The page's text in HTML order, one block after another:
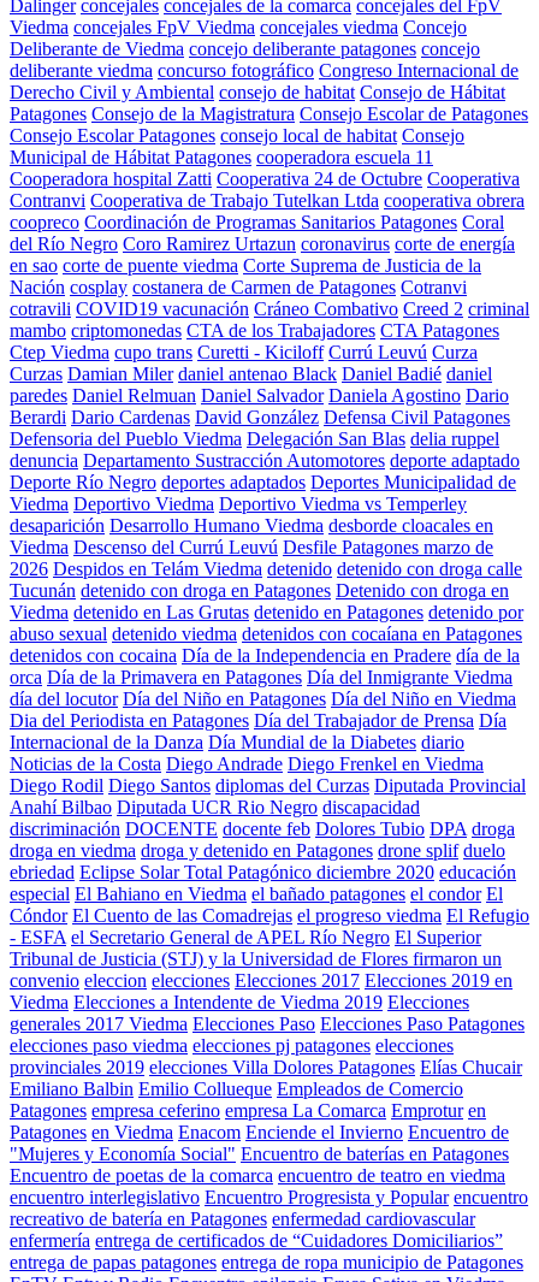
Dalinger concejales concejales de la comarca concejales del FpV
Viedma concejales FpV Viedma concejales viedma Concejo
Deliberante de Viedma concejo deliberante patagones concejo
deliberante viedma concurso fotográfico Congreso Internacional de
Derecho Civil y Ambiental consejo de habitat Consejo de Hábitat
Patagones Consejo de la Magistratura Consejo Escolar de Patagones
Consejo Escolar Patagones consejo local de habitat Consejo
Municipal de Hábitat Patagones cooperadora escuela 11
Cooperadora hospital Zatti Cooperativa 24 de Octubre Cooperativa
Contranvi Cooperativa de Trabajo Tutelkan Ltda cooperativa obrera
coopreco Coordinación de Programas Sanitarios Patagones Coral
del Río Negro Coro Ramirez Urtazun coronavirus corte de energía
en sao corte de puente viedma Corte Suprema de Justicia de la
Nación cosplay costanera de Carmen de Patagones Cotranvi
cotravili COVID19 vacunación Cráneo Combativo Creed 2 criminal
mambo criptomonedas CTA de los Trabajadores CTA Patagones
Ctep Viedma cupo trans Curetti - Kiciloff Currú Leuvú Curza
Curzas Damian Miler daniel antenao Black Daniel Badié daniel
paredes Daniel Relmuan Daniel Salvador Daniela Agostino Dario
Berardi Dario Cardenas David González Defensa Civil Patagones
Defensoria del Pueblo Viedma Delegación San Blas delia ruppel
denuncia Departamento Sustracción Automotores deporte adaptado
Deporte Río Negro deportes adaptados Deportes Municipalidad de
Viedma Deportivo Viedma Deportivo Viedma vs Temperley
desaparición Desarrollo Humano Viedma desborde cloacales en
Viedma Descenso del Currú Leuvú Desfile Patagones marzo de
2026 Despidos en Telám Viedma detenido detenido con droga calle
Tucunán detenido con droga en Patagones Detenido con droga en
Viedma detenido en Las Grutas detenido en Patagones detenido por
abuso sexual detenido viedma detenidos con cocaíana en Patagones
detenidos con cocaina Día de la Independencia en Pradere día de la
orca Día de la Primavera en Patagones Día del Inmigrante Viedma
día del locutor Día del Niño en Patagones Día del Niño en Viedma
Dia del Periodista en Patagones Día del Trabajador de Prensa Día
Internacional de la Danza Día Mundial de la Diabetes diario
Noticias de la Costa Diego Andrade Diego Frenkel en Viedma
Diego Rodil Diego Santos diplomas del Curzas Diputada Provincial
Anahí Bilbao Diputada UCR Rio Negro discapacidad
discriminación DOCENTE docente feb Dolores Tubio DPA droga
droga en viedma droga y detenido en Patagones drone splif duelo
ebriedad Eclipse Solar Total Patagónico diciembre 2020 educación
especial El Bahiano en Viedma el bañado patagones el condor El
Cóndor El Cuento de las Comadrejas el progreso viedma El Refugio
- ESFA el Secretario General de APEL Río Negro El Superior
Tribunal de Justicia (STJ) y la Universidad de Flores firmaron un
convenio eleccion elecciones Elecciones 2017 Elecciones 2019 en
Viedma Elecciones a Intendente de Viedma 2019 Elecciones
generales 2017 Viedma Elecciones Paso Elecciones Paso Patagones
elecciones paso viedma elecciones pj patagones elecciones
provinciales 2019 elecciones Villa Dolores Patagones Elías Chucair
Emiliano Balbin Emilio Collueque Empleados de Comercio
Patagones empresa ceferino empresa La Comarca Emprotur en
Patagones en Viedma Enacom Enciende el Invierno Encuentro de
"Mujeres y Economía Social" Encuentro de baterías en Patagones
Encuentro de poetas de la comarca encuentro de teatro en viedma
encuentro interlegislativo Encuentro Progresista y Popular encuentro
recreativo de batería en Patagones enfermedad cardiovascular
enfermería entrega de certificados de “Cuidadores Domiciliarios”
entrega de papas patagones entrega de ropa municipio de Patagones